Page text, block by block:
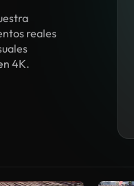
reales
4K.